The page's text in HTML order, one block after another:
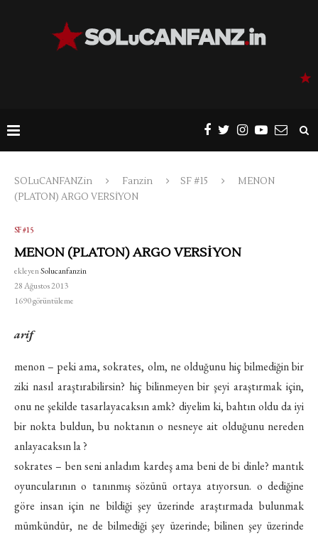
SOLuCANFANZin Fanzin SF #15
MENON
(PLATON) ARGO VERSİYON
SF #15
MENON (PLATON) ARGO VERSİYON
ekleyenSolucanfanzin
28 Ağustos 2013
1690görüntüleme
arif
menon – peki ama, sokrates, olm, ne olduğunu hiç bilmediğin bir
ziki nasıl araştırabilirsin? hiç bilinmeyen bir şeyi araştırmak için,
onu ne şekilde tasarlayacaksın amk? diyelim ki, bahtın oldu da iyi
bir nokta buldun, bu noktanın o nesneye ait olduğunu nereden
anlayacaksın la ?
sokrates – ben seni anladım kardeş ama beni de bi dinle? mantık
oyuncularının o tanınmış sözünü ortaya atıyorsun. o dediğine
göre insan için ne bildiği şey üzerinde araştırmada bulunmak
mümkündür, ne de bilmediği şey üzerinde; bilinen şey üzerinde